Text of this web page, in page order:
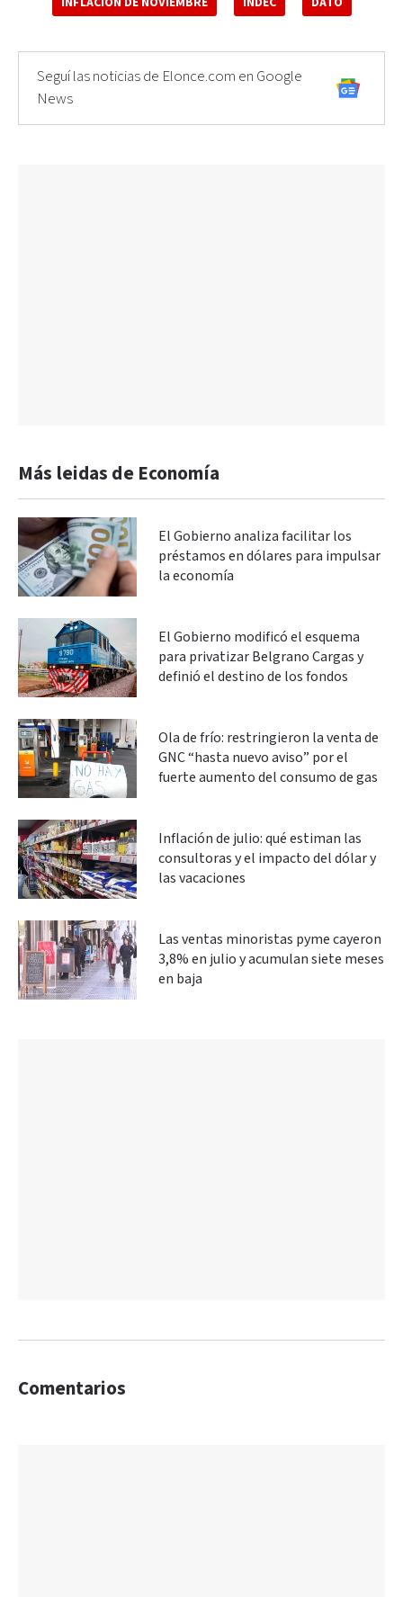
Seguí las noticias de Elonce.com en Google
News
Más leidas de Economía
El Gobierno analiza facilitar los
préstamos en dólares para impulsar
la economía
El Gobierno modificó el esquema
para privatizar Belgrano Cargas y
definió el destino de los fondos
Ola de frío: restringieron la venta de
GNC “hasta nuevo aviso” por el
fuerte aumento del consumo de gas
Inflación de julio: qué estiman las
consultoras y el impacto del dólar y
las vacaciones
Las ventas minoristas pyme cayeron
3,8% en julio y acumulan siete meses
en baja
Comentarios